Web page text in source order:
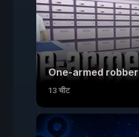
One-armed robber
13 चीट